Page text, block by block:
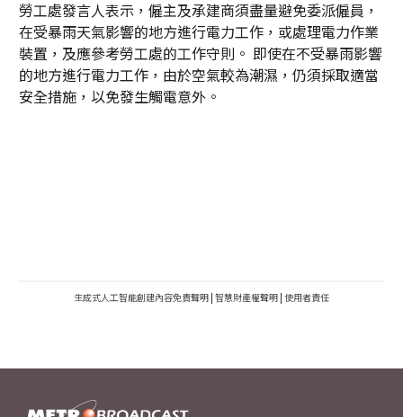
勞工處發言人表示，僱主及承建商須盡量避免委派僱員，
在受暴雨天氣影響的地方進行電力工作，或處理電力作業
裝置，及應參考勞工處的工作守則。 即使在不受暴雨影響
的地方進行電力工作，由於空氣較為潮濕，仍須採取適當
安全措施，以免發生觸電意外。
生成式人工智能創建內容免責聲明 | 智慧財產權聲明 | 使用者責任